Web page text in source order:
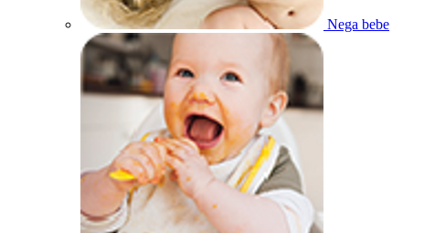
Nega bebe